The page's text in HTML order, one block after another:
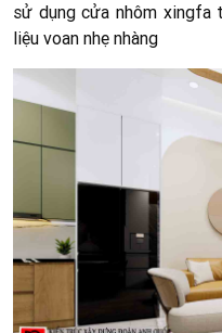
sử dụng cửa nhôm
liệu voan nhẹ nhàng